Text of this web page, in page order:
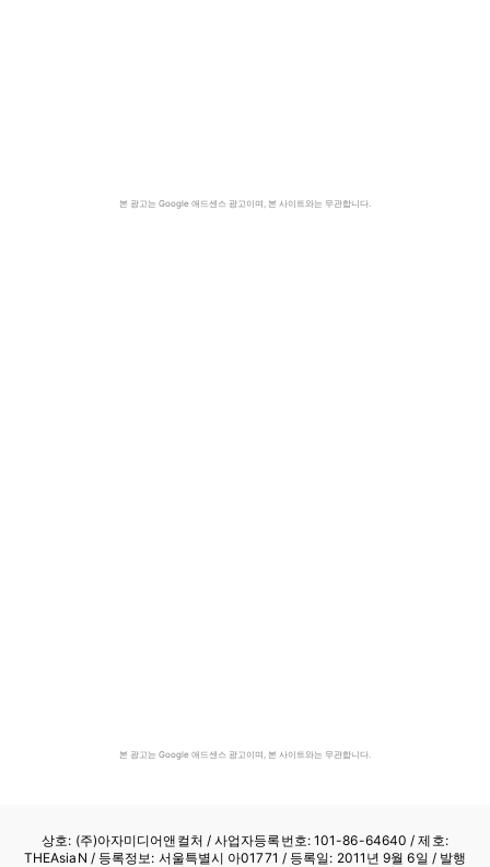
본 광고는 Google 애드센스 광고이며, 본 사이트와는 무관합니다.
본 광고는 Google 애드센스 광고이며, 본 사이트와는 무관합니다.
상호: (주)아자미디어앤컬처 /사업자등록번호: 101-86-64640 / 제호:
THEAsiaN / 등록정보: 서울특별시 아01771 / 등록일: 2011년 9월 6일 / 발행